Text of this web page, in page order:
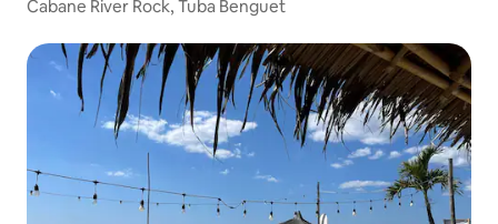
Cabane River Rock, Tuba Benguet